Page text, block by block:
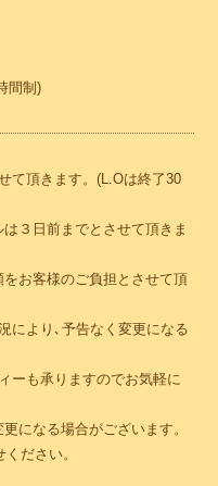
間制)
て頂きます。(L.Oは終了30
３日前までとさせて頂きま
お客様のご負担とさせて頂
により､予告なく変更になる
ーも承りますのでお気軽に
になる場合がございます。
ださい。